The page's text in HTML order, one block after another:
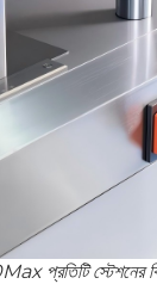
প্রতিটি স্টেশনের